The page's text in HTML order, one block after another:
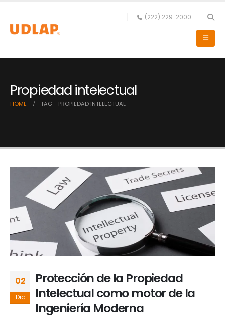
(222) 229-2000
Propiedad intelectual
HOME TAG - PROPIEDAD INTELECTUAL
02
Dic
Protección de la Propiedad
Intelectual como motor de la
Ingeniería Moderna